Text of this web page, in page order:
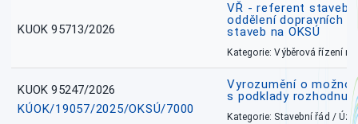
KUOK 95713/2026
VŘ - referent
oddělení dopravních
staveb na OKSÚ
Kategorie: Výběrová řízení
KUOK 95247/2026
KÚOK/19057/2025/OKSÚ/7000
Vyrozumění o
s podklady rozhodnutí
Kategorie: Stavební řád /